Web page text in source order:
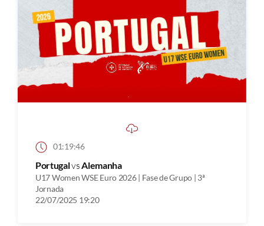
01:19:46
PortugalvsAlemanha
U17 Women WSE Euro 2026 | Fase de Grupo | 3ª
Jornada
22/07/2025 19:20